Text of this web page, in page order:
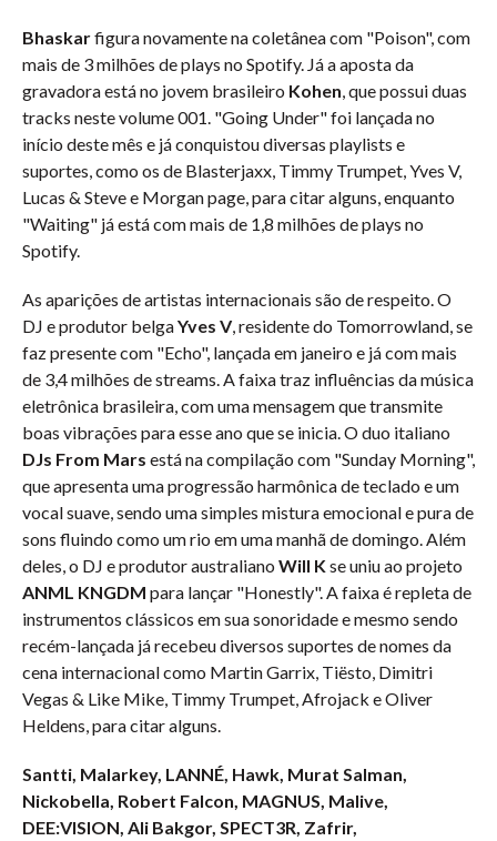
Bhaskarfigura novamente na coletânea com "Poison", com
mais de 3 milhões de plays no Spotify. Já a aposta da
gravadora está no jovem brasileiro Kohen, que possui duas
tracks neste volume 001. "Going Under" foi lançada no
início deste mês e já conquistou diversas playlists e
suportes, como os de Blasterjaxx, Timmy Trumpet, Yves V,
Lucas & Steve e Morgan page, para citar alguns, enquanto
"Waiting" já está com mais de 1,8 milhões de plays no
Spotify.
As aparições de artistas internacionais são de respeito. O
DJ e produtor belgaYves V, residente do Tomorrowland, se
faz presente com "Echo", lançada em janeiro e já com mais
de 3,4 milhões de streams. A faixa traz influências da música
eletrônica brasileira, com uma mensagem que transmite
boas vibrações para esse ano que se inicia. O duo italiano
DJs From Mars está na compilação com "Sunday Morning",
que apresenta uma progressão harmônica de teclado e um
vocal suave, sendo uma simples mistura emocional e pura de
sons fluindo como um rio em uma manhã de domingo. Além
deles, o DJ e produtor australiano Will Kse uniu ao projeto
ANML KNGDM para lançar "Honestly". A faixa é repleta de
instrumentos clássicos em sua sonoridade e mesmo sendo
recém-lançada já recebeu diversos suportes de nomes da
cena internacional como Martin Garrix, Tiësto, Dimitri
Vegas & Like Mike, Timmy Trumpet, Afrojack e Oliver
Heldens, para citar alguns.
Santti, Malarkey, LANNÉ, Hawk, Murat Salman,
Nickobella, Robert Falcon, MAGNUS, Malive,
DEE:VISION, Ali Bakgor, SPECT3R, Zafrir,